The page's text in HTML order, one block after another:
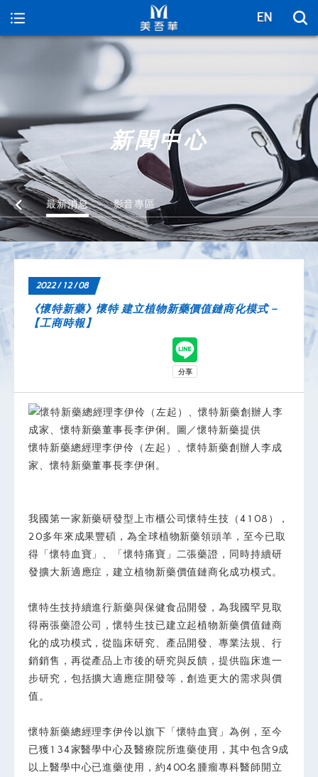
新聞中心
最新消息 影音專區
2022 / 12 / 08
《懷特新藥》懷特 建立植物新藥價值鏈商化模式－
【工商時報】
懷特新藥總經理李伊伶（左起）、懷特新藥創辦人李成
家、懷特新藥董事長李伊俐。
我國第一家新藥研發型上市櫃公司懷特生技（4108），
20多年來成果豐碩，為全球植物新藥領頭羊，至今已取
得「懷特血寶」、「懷特痛寶」二張藥證，同時持續研
發擴大新適應症，建立植物新藥價值鏈商化成功模式。
懷特生技持續進行新藥與保健食品開發，為我國罕見取
得兩張藥證公司，懷特生技已建立起植物新藥價值鏈商
化的成功模式，從臨床研究、產品開發、專業法規、行
銷銷售，再從產品上市後的研究與反饋，提供臨床進一
步研究，包括擴大適應症開發等，創造更大的需求與價
值。
懷特新藥總經理李伊伶以旗下「懷特血寶」為例，至今
已獲134家醫學中心及醫療院所進藥使用，其中包含9成
以上醫學中心已進藥使用，約400名腫瘤專科醫師開立